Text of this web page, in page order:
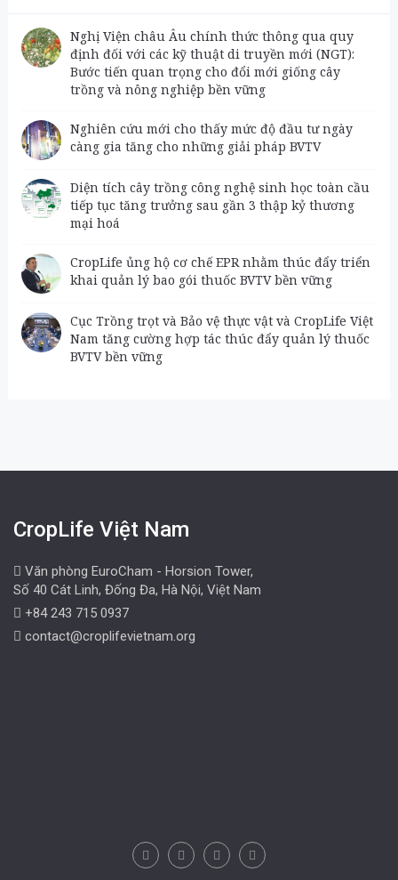
Nghị Viện châu Âu chính thức thông qua quy
định đối với các kỹ thuật di truyền mới (NGT):
Bước tiến quan trọng cho đổi mới giống cây
trồng và nông nghiệp bền vững
Nghiên cứu mới cho thấy mức độ đầu tư ngày
càng gia tăng cho những giải pháp BVTV
Diện tích cây trồng công nghệ sinh học toàn cầu
tiếp tục tăng trưởng sau gần 3 thập kỷ thương
mại hoá
CropLife ủng hộ cơ chế EPR nhằm thúc đẩy triển
khai quản lý bao gói thuốc BVTV bền vững
Cục Trồng trọt và Bảo vệ thực vật và CropLife Việt
Nam tăng cường hợp tác thúc đẩy quản lý thuốc
BVTV bền vững
CropLife Việt Nam
Văn phòng EuroCham - Horsion Tower,
Số 40 Cát Linh, Đống Đa, Hà Nội, Việt Nam
+84 243 715 0937
contact@croplifevietnam.org